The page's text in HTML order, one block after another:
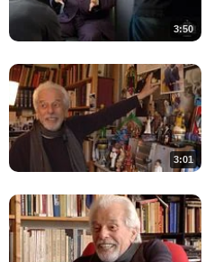
3:50
3:01